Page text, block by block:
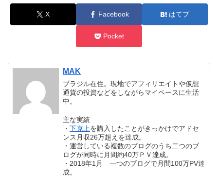
X Facebook はてブ
Pocket
MAK
ブラジル在住。現地でアフィリエイトや仮想
通貨の投資などをしながらマイペースに生活
中。
主な実績
・下克上を購入したことがきっかけでアドセ
ンス月収26万超えを達成。
・運営している複数のブログのうち二つのブ
ログが同時に月間約40万ＰＶ達成。
・2018年1月 一つのブログで月間100万PV達
成。